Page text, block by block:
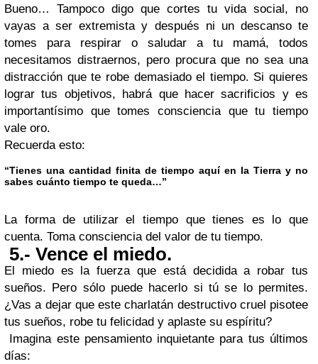
Bueno… Tampoco digo que cortes tu vida social, no
vayas a ser extremista y después ni un descanso te
tomes para respirar o saludar a tu mamá, todos
necesitamos distraernos, pero procura que no sea una
distracción que te robe demasiado el tiempo. Si quieres
lograr tus objetivos, habrá que hacer sacrificios y es
importantísimo que tomes consciencia que tu tiempo
vale oro.
Recuerda esto:
“Tienes una cantidad finita de tiempo aquí en la Tierra y no
sabes cuánto tiempo te queda…”
La forma de utilizar el tiempo que tienes es lo que
cuenta. Toma consciencia del valor de tu tiempo.
5.- Vence el miedo.
El miedo es la fuerza que está decidida a robar tus
sueños. Pero sólo puede hacerlo si tú se lo permites.
¿Vas a dejar que este charlatán destructivo cruel pisotee
tus sueños, robe tu felicidad y aplaste su espíritu?
Imagina este pensamiento inquietante para tus últimos
días: